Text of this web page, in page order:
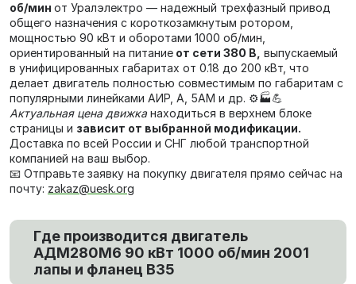
об/мин от Уралэлектро — надежный трехфазный привод
общего назначения с короткозамкнутым ротором,
мощностью 90 кВт и оборотами 1000 об/мин,
ориентированный на питание от сети 380 В, выпускаемый
в унифицированных габаритах от 0.18 до 200 кВт, что
делает двигатель полностью совместимым по габаритам с
популярными линейками АИР, А, 5АМ и др. ⚙️🏭💪
Актуальная цена движканаходиться в верхнем блоке
страницы и зависит от выбранной модификации.
Доставка по всей России и СНГ любой транспортной
компанией на ваш выбор.
📧 Отправьте заявку на покупку двигателя прямо сейчас на
почту: zakaz@uesk.org
Где производится двигатель
АДМ280М6 90 кВт 1000 об/мин 2001
лапы и фланец В35